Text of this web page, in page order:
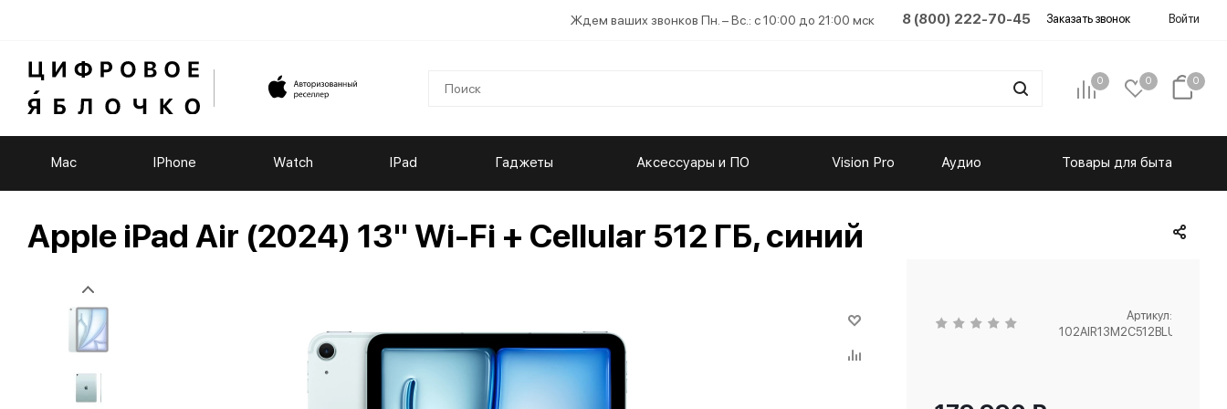
Войти
8 (800) 222-70-45 Заказать звонок
Ждем ваших звонков Пн. – Вс.: с 10:00 до 21:00 мск
0 0 0
Mac IPhone Watch IPad Гаджеты Аксессуары и ПО Vision Pro Аудио Товары для быта
Apple iPad Air (2024) 13" Wi-Fi + Cellular 512 ГБ, синий
Артикул:
102AIR13M2C512BLU